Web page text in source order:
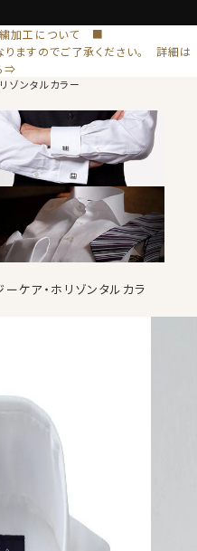
加工について ■
ますのでご了承ください。 詳細は
⇒
ゾンタルカラー
ーケア・ホリゾンタルカラ